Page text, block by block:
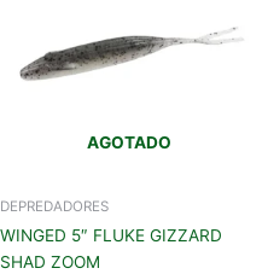
AGOTADO
DEPREDADORES
WINGED 5″ FLUKE GIZZARD
SHAD ZOOM